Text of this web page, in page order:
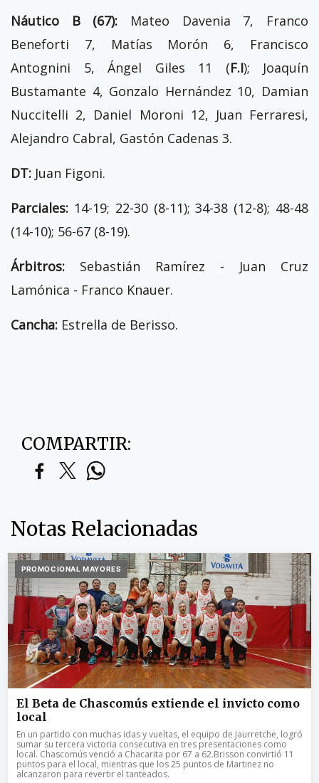
Náutico B (67): Mateo Davenia 7, Franco
Beneforti 7, Matías Morón 6, Francisco
Antognini 5, Ángel Giles 11 (F.I); Joaquín
Bustamante 4, Gonzalo Hernández 10, Damian
Nuccitelli 2, Daniel Moroni 12, Juan Ferraresi,
Alejandro Cabral, Gastón Cadenas 3.
DT: Juan Figoni.
Parciales: 14-19; 22-30 (8-11); 34-38 (12-8); 48-48
(14-10); 56-67 (8-19).
Árbitros: Sebastián Ramírez - Juan Cruz
Lamónica - Franco Knauer.
Cancha: Estrella de Berisso.
COMPARTIR:
Notas Relacionadas
PROMOCIONAL MAYORES
El Beta de Chascomús extiende el invicto como
local
En un partido con muchas idas y vueltas, el equipo de Jaurretche, logró
sumar su tercera victoria consecutiva en tres presentaciones como
local. Chascomús venció a Chacarita por 67 a 62.Brisson convirtió 11
puntos para el local, mientras que los 25 puntos de Martinez no
alcanzaron para revertir el tanteados.